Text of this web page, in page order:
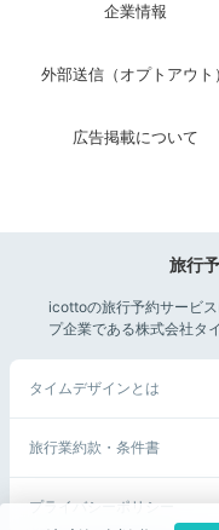
スペインを感じる優
ンクラシックなおし
いホカンスがさらに
今回
企業情報
外部送信（オプトアウト）
広告掲載について
旅行
icottoの旅行予約サービ
プ企業である株式会社タ
タイムデザインとは
旅行業約款・条件書
プライバシーポリシー